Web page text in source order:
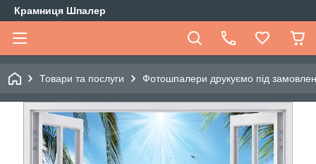
Крамниця Шпалер
Товари та послуги Фотошпалери друкуємо під